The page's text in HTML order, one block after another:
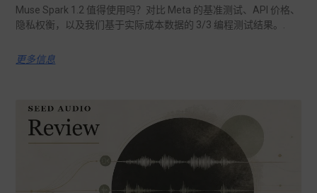
Muse Spark 1.2 值得使用吗？对比 Meta 的基准测试、API 价格、
隐私权衡，以及我们基于实际成本数据的 3/3 编程测试结果。.
更多信息